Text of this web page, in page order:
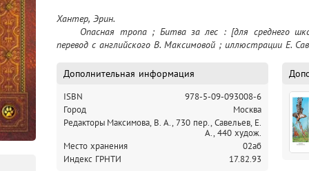
Хантер, Эрин.
перевод с английского В. Максимовой ; иллюстрации Е.
Дополнительная информация
ISBN
978-5-09-093008-6
Город
Москва
Редакторы Максимова, В. А., 730 пер., Савельев, Е.
А., 440 худож.
Место хранения
02аб
Индекс ГРНТИ
17.82.93